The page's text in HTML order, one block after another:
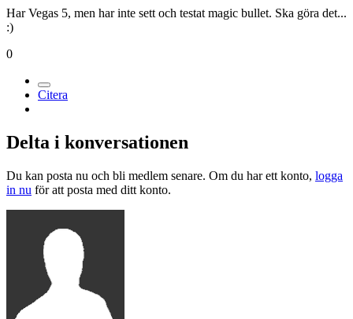
Har Vegas 5, men har inte sett och testat magic bullet. Ska göra det...
:)
0
Citera
Delta i konversationen
Du kan posta nu och bli medlem senare. Om du har ett konto, logga
in nu för att posta med ditt konto.